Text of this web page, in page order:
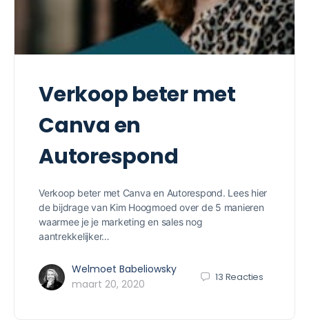
Verkoop beter met
Canva en
Autorespond
Verkoop beter met Canva en Autorespond. Lees hier
de bijdrage van Kim Hoogmoed over de 5 manieren
waarmee je je marketing en sales nog
aantrekkelijker…
Welmoet Babeliowsky
maart 20, 2020
13 Reacties